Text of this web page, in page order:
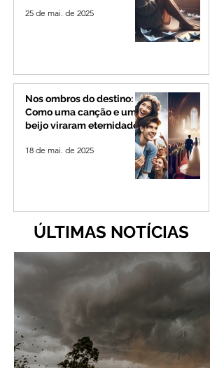
25 de mai. de 2025
Nos ombros do destino:
Como uma canção e um
beijo viraram eternidade
18 de mai. de 2025
ÚLTIMAS NOTÍCIAS